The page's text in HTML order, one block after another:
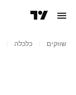
שווקים כלכלה